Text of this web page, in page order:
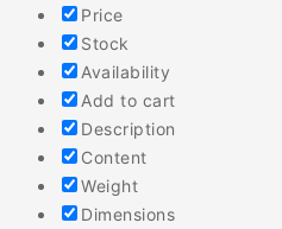
Price
Stock
Availability
Add to cart
Description
Content
Weight
Dimensions